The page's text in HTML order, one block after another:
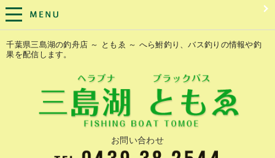
千葉県三島湖の釣舟店 ～ ともゑ ～ へら鮒釣り、バス釣りの情報や釣
果を配信します。
お問い合わせ